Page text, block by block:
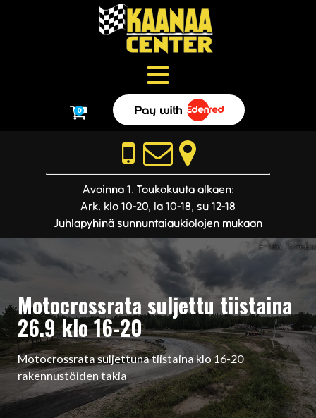
0
Avoinna 1. Toukokuuta alkaen:
Ark. klo 10-20, la 10-18, su 12-18
Juhlapyhinä sunnuntaiaukiolojen mukaan
Motocrossrata suljettu tiistaina
26.9 klo 16-20
Motocrossrata suljettuna tiistaina klo 16-20
rakennustöiden takia